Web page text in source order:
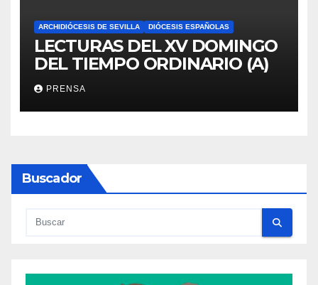
ARCHIDIÓCESIS DE SEVILLA DIÓCESIS ESPAÑOLAS
LECTURAS DEL XV DOMINGO
DEL TIEMPO ORDINARIO (A)
PRENSA
Buscador